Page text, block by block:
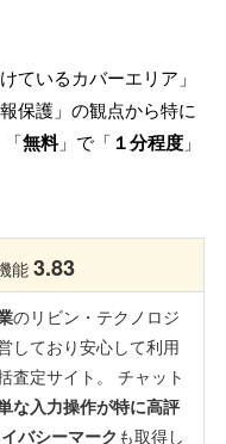
ているカバーエリア」
保護」の観点から特に
無料」で「 １分程度 」